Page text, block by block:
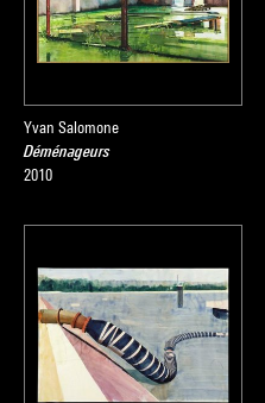
Yvan Salomone
Déménageurs
2010